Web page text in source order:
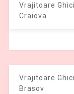
Vrajitoare
Craiova
Vrajitoare
Brasov